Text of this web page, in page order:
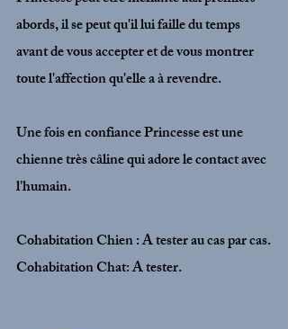
abords, il se peut qu'il lui faille du temps
avant de vous accepter et de vous montrer
toute l'affection qu'elle a à revendre.
Une fois en confiance Princesse est une
chienne très câline qui adore le contact avec
l'humain.
Cohabitation Chien : A tester au cas par cas.
Cohabitation Chat: A tester.